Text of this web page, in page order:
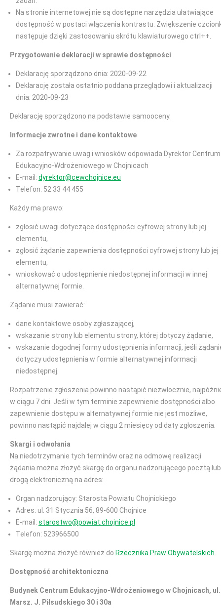
Na stronie internetowej nie są dostępne narzędzia ułatwiające
dostępność w postaci włączenia kontrastu. Zwiększenie
następuje dzięki zastosowaniu skrótu klawiaturowego ctrl++.
Przygotowanie deklaracji w sprawie dostępności
Deklarację sporządzono dnia: 2020-09-22
Deklarację została ostatnio poddana przeglądowi i aktualizacji
dnia: 2020-09-23
Deklarację sporządzono na podstawie samooceny.
Informacje zwrotne i dane kontaktowe
Za rozpatrywanie uwag i wniosków odpowiada Dyrektor Centrum
Edukacyjno-Wdrożeniowego w Chojnicach
E-mail: dyrektor@cewchojnice.eu
Telefon: 52 33 44 455
Każdy ma prawo:
zgłosić uwagi dotyczące dostępności cyfrowej strony lub jej
elementu,
zgłosić żądanie zapewnienia dostępności cyfrowej strony lub jej
elementu,
wnioskować o udostępnienie niedostępnej informacji w innej
alternatywnej formie.
Żądanie musi zawierać:
dane kontaktowe osoby zgłaszającej,
wskazanie strony lub elementu strony, której dotyczy żądanie,
wskazanie dogodnej formy udostępnienia informacji, jeśli
dotyczy udostępnienia w formie alternatywnej informacji
niedostępnej.
Rozpatrzenie zgłoszenia powinno nastąpić niezwłocznie,
w ciągu 7 dni. Jeśli w tym terminie zapewnienie dostępności albo
zapewnienie dostępu w alternatywnej formie nie jest możliwe,
powinno nastąpić najdalej w ciągu 2 miesięcy od daty zgłoszenia.
Skargi i odwołania
Na niedotrzymanie tych terminów oraz na odmowę realizacji
żądania można złożyć skargę do organu nadzorującego pocztą lub
drogą elektroniczną na adres:
Organ nadzorujący: Starosta Powiatu Chojnickiego
Adres: ul. 31 Stycznia 56, 89-600 Chojnice
E-mail: starostwo@powiat.chojnice.pl
Telefon: 523966500
Skargę można złożyć również do Rzecznika Praw Obywatelskich.
Dostępność architektoniczna
Budynek Centrum Edukacyjno-Wdrożeniowego w Chojnicach, ul.
Marsz. J. Piłsudskiego 30 i 30a